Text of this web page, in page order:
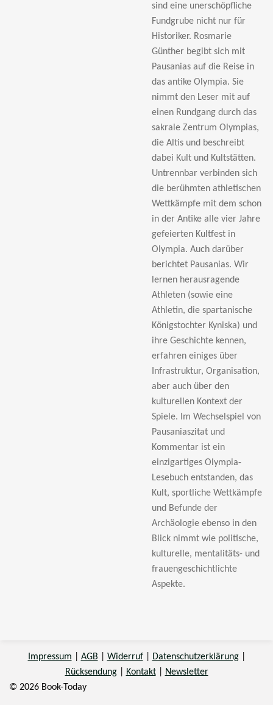
sind eine unerschöpfliche
Fundgrube nicht nur für
Historiker. Rosmarie
Günther begibt sich mit
Pausanias auf die Reise in
das antike Olympia. Sie
nimmt den Leser mit auf
einen Rundgang durch das
sakrale Zentrum Olympias,
die Altis und beschreibt
dabei Kult und Kultstätten.
Untrennbar verbinden sich
die berühmten athletischen
Wettkämpfe mit dem schon
in der Antike alle vier Jahre
gefeierten Kultfest in
Olympia. Auch darüber
berichtet Pausanias. Wir
lernen herausragende
Athleten (sowie eine
Athletin, die spartanische
Königstochter Kyniska) und
ihre Geschichte kennen,
erfahren einiges über
Infrastruktur, Organisation,
aber auch über den
kulturellen Kontext der
Spiele. Im Wechselspiel von
Pausaniaszitat und
Kommentar ist ein
einzigartiges Olympia-
Lesebuch entstanden, das
Kult, sportliche Wettkämpfe
und Befunde der
Archäologie ebenso in den
Blick nimmt wie politische,
kulturelle, mentalitäts- und
frauengeschichtlichte
Aspekte.
Impressum AGB Widerruf| Datenschutzerklärung|
Rücksendung| Kontakt|
Newsletter
© 2026 Book-Today